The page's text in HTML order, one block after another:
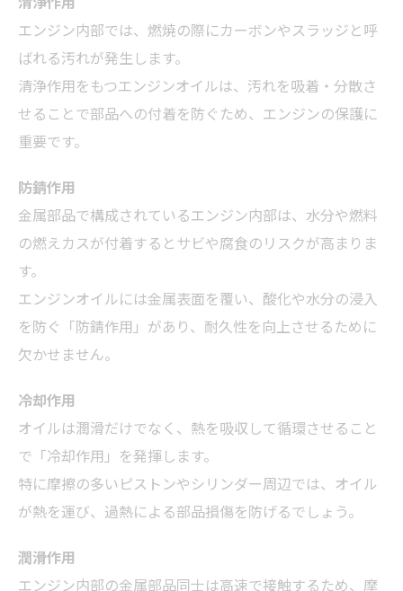
エンジン内部では、燃焼の際にカーボンやスラッジと呼
ばれる汚れが発生します。
清浄作用をもつエンジンオイルは、汚れを吸着・分散さ
せることで部品への付着を防ぐため、エンジンの保護に
重要です。
防錆作用
金属部品で構成されているエンジン内部は、水分や燃料
の燃えカスが付着するとサビや腐食のリスクが高まりま
す。
エンジンオイルには金属表面を覆い、酸化や水分の浸入
を防ぐ「防錆作用」があり、耐久性を向上させるために
欠かせません。
冷却作用
オイルは潤滑だけでなく、熱を吸収して循環させること
で「冷却作用」を発揮します。
特に摩擦の多いピストンやシリンダー周辺では、オイル
が熱を運び、過熱による部品損傷を防げるでしょう。
潤滑作用
エンジン内部の金属部品同士は高速で接触するため、摩